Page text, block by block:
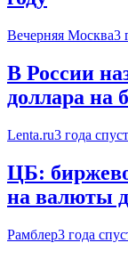
Вечерняя Москва3
В России
доллара на
Lenta.ru3 года
ЦБ:
на валюты
Рамблер3 года